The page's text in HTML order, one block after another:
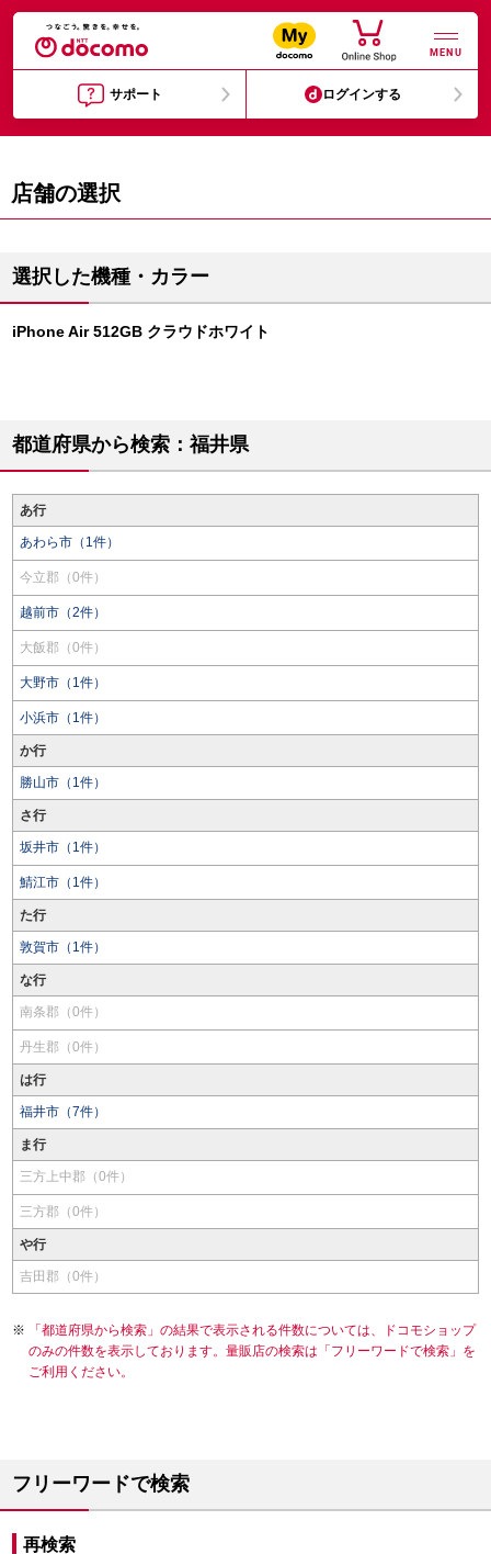
MENU
サポート ログインする
店舗の選択
選択した機種・カラー
iPhone Air 512GB クラウドホワイト
都道府県から検索：福井県
あ行
あわら市（1件）
今立郡（0件）
越前市（2件）
大飯郡（0件）
大野市（1件）
小浜市（1件）
か行
勝山市（1件）
さ行
坂井市（1件）
鯖江市（1件）
た行
敦賀市（1件）
な行
南条郡（0件）
丹生郡（0件）
は行
福井市（7件）
ま行
三方上中郡（0件）
三方郡（0件）
や行
吉田郡（0件）
「都道府県から検索」の結果で表示される件数については、ドコモショップ
のみの件数を表示しております。量販店の検索は「フリーワードで検索」を
ご利用ください。
フリーワードで検索
再検索